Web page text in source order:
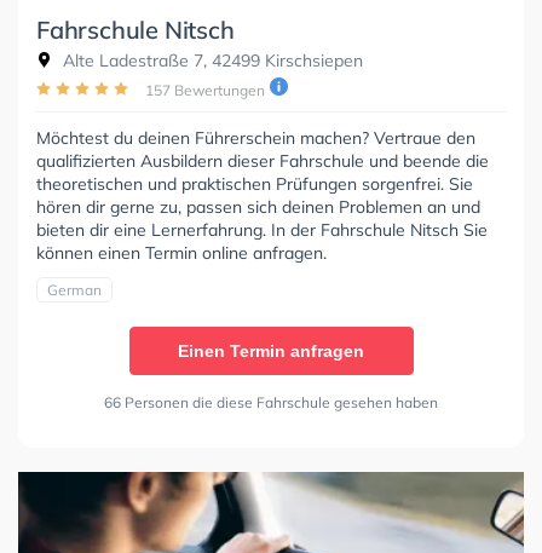
Fahrschule Nitsch
Alte Ladestraße 7, 42499 Kirschsiepen
157 Bewertungen
Möchtest du deinen Führerschein machen? Vertraue den
qualifizierten Ausbildern dieser Fahrschule und beende die
theoretischen und praktischen Prüfungen sorgenfrei. Sie
hören dir gerne zu, passen sich deinen Problemen an und
bieten dir eine Lernerfahrung. In der Fahrschule Nitsch Sie
können einen Termin online anfragen.
German
Einen Termin anfragen
66 Personen die diese Fahrschule gesehen haben